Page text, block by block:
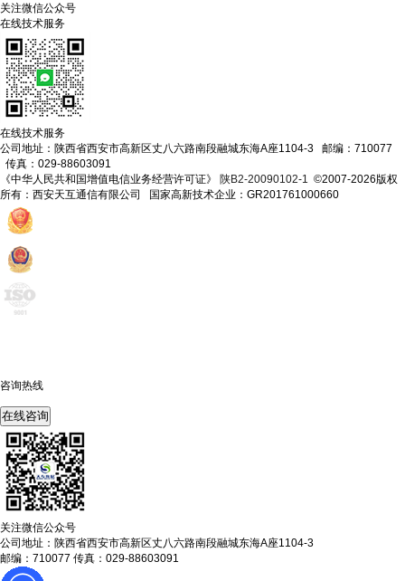
关注微信公众号
在线技术服务
在线技术服务
公司地址：陕西省西安市高新区丈八六路南段融城东海A座1104-3 邮编：710077
传真：029-88603091
《中华人民共和国增值电信业务经营许可证》 陕B2-20090102-1 ©2007-2026版权
所有：西安天互通信有限公司 国家高新技术企业：GR201761000660
咨询热线
在线咨询
关注微信公众号
公司地址：陕西省西安市高新区丈八六路南段融城东海A座1104-3
邮编：710077 传真：029-88603091